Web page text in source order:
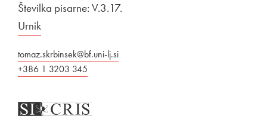
Številka pisarne: V.3.17.
Urnik
tomaz.skrbinsek@bf.uni-lj.si
+386 1 3203 345